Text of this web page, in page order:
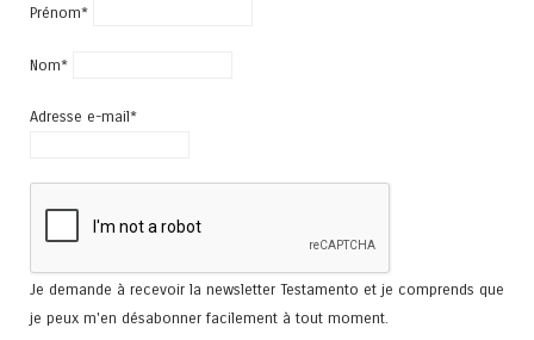
Prénom*
Nom*
Adresse e-mail*
Je demande à recevoir la newsletter Testamento et je comprends que
je peux m'en désabonner facilement à tout moment.